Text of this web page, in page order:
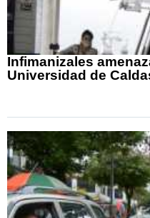
Infimanizales
Universidad de